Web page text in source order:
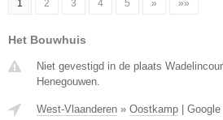
1 2 3 4 5 » »»
Het Bouwhuis
Niet gevestigd in de plaats
Henegouwen.
West-Vlaanderen » Oostkamp